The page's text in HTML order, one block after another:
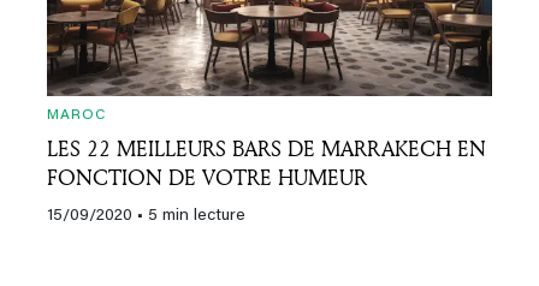
MAROC
LES 22 MEILLEURS BARS DE MARRAKECH EN
FONCTION DE VOTRE HUMEUR
15/09/2020 • 5 min lecture